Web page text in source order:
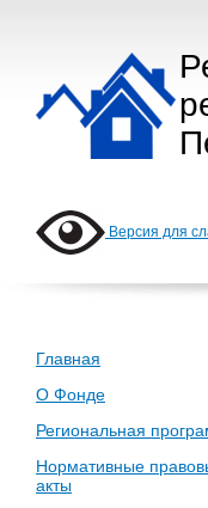
Версия для
Главная
О Фонде
Региональная
Нормативные
акты